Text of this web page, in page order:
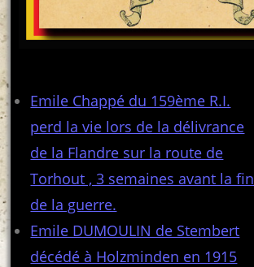
Emile Chappé du 159ème R.I.
perd la vie lors de la délivrance
de la Flandre sur la route de
Torhout , 3 semaines avant la fin
de la guerre.
Emile DUMOULIN de Stembert
décédé à Holzminden en 1915